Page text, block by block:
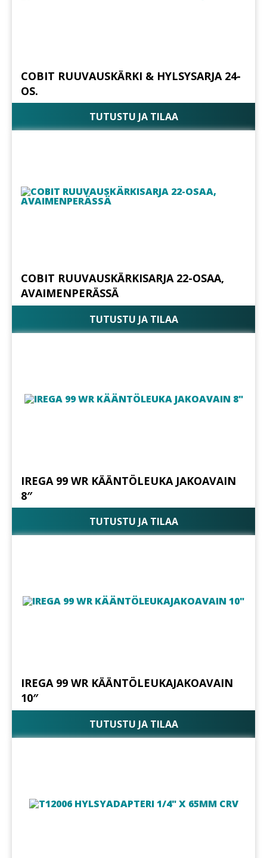
COBIT RUUVAUSKÄRKI & HYLSYSARJA 24-
OS.
TUTUSTU JA TILAA
COBIT RUUVAUSKÄRKISARJA 22-OSAA,
AVAIMENPERÄSSÄ
TUTUSTU JA TILAA
IREGA 99 WR KÄÄNTÖLEUKA JAKOAVAIN
8″
TUTUSTU JA TILAA
IREGA 99 WR KÄÄNTÖLEUKAJAKOAVAIN
10″
TUTUSTU JA TILAA